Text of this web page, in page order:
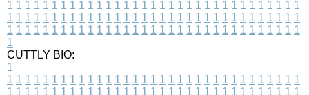
1 1 1 1 1 1 1 1 1 1 1 1 1 1 1 1 1 1 1 1 1 1 1 1 1 1 1 1 1 1 1 1 1
1 1 1 1 1 1 1 1 1 1 1 1 1 1 1 1 1 1 1 1 1 1 1 1 1 1 1 1 1 1 1 1 1
1 1 1 1 1 1 1 1 1 1 1 1 1 1 1 1 1 1 1 1 1 1 1 1 1 1 1 1 1 1 1 1 1
1
CUTTLY BIO:
1
1 1 1 1 1 1 1 1 1 1 1 1 1 1 1 1 1 1 1 1 1 1 1 1 1 1 1 1 1 1 1 1 1
1 1 1 1 1 1 1 1 1 1 1 1 1 1 1 1 1 1 1 1 1 1 1 1 1 1 1 1 1 1 1 1 1